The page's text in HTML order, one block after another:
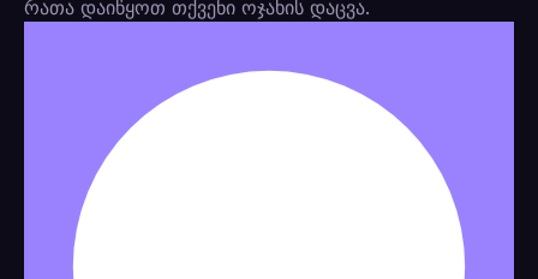
რათა დაიწყოთ თქვენი ოჯახის დაცვა.